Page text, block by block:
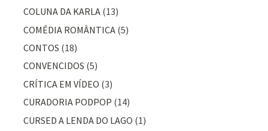
COLUNA DA KARLA (13)
COMÉDIA ROMÂNTICA (5)
CONTOS (18)
CONVENCIDOS (5)
CRÍTICA EM VÍDEO (3)
CURADORIA PODPOP (14)
CURSED A LENDA DO LAGO (1)